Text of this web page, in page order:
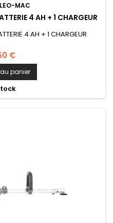
MAC
4 AH + 1 CHARGEUR
4 AH + 1 CHARGEUR
€
panier